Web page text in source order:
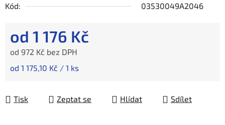
Kód: 03530049A2046
od 1 176 Kč
od 972 Kč bez DPH
Měrná cena:
od 1 175,10 Kč / 1 ks
Tisk Zeptat se Hlídat Sdílet